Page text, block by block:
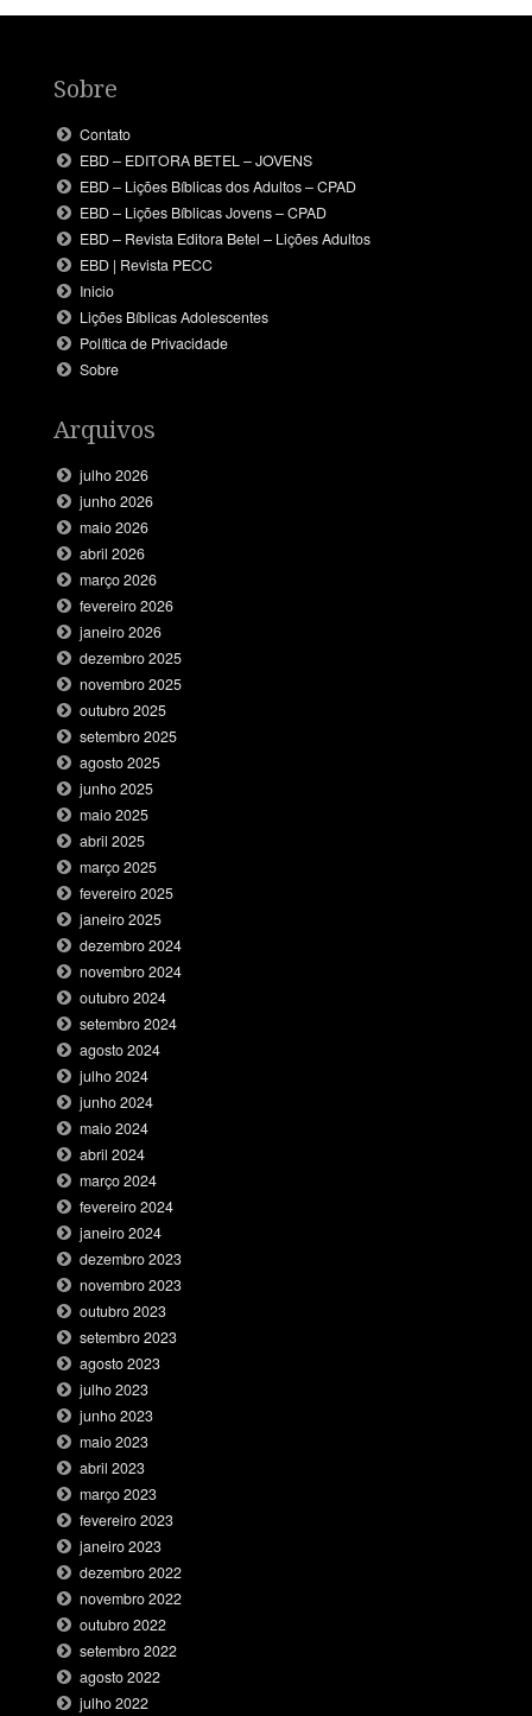
Sobre
Contato
EBD – EDITORA BETEL – JOVENS
EBD – Lições Bíblicas dos Adultos – CPAD
EBD – Lições Bíblicas Jovens – CPAD
EBD – Revista Editora Betel – Lições Adultos
EBD | Revista PECC
Inicio
Lições Bíblicas Adolescentes
Política de Privacidade
Sobre
Arquivos
julho 2026
junho 2026
maio 2026
abril 2026
março 2026
fevereiro 2026
janeiro 2026
dezembro 2025
novembro 2025
outubro 2025
setembro 2025
agosto 2025
junho 2025
maio 2025
abril 2025
março 2025
fevereiro 2025
janeiro 2025
dezembro 2024
novembro 2024
outubro 2024
setembro 2024
agosto 2024
julho 2024
junho 2024
maio 2024
abril 2024
março 2024
fevereiro 2024
janeiro 2024
dezembro 2023
novembro 2023
outubro 2023
setembro 2023
agosto 2023
julho 2023
junho 2023
maio 2023
abril 2023
março 2023
fevereiro 2023
janeiro 2023
dezembro 2022
novembro 2022
outubro 2022
setembro 2022
agosto 2022
julho 2022